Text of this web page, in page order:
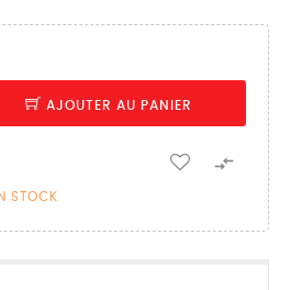
AJOUTER AU PANIER

STOCK